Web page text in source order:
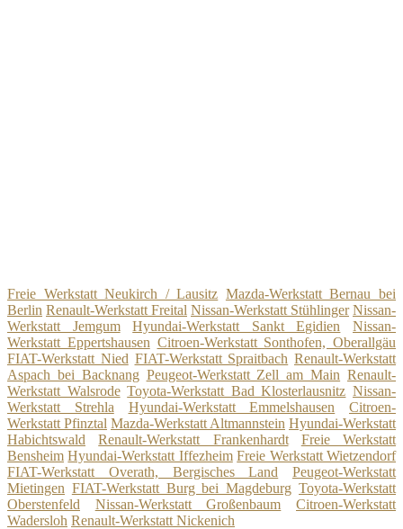
Freie Werkstatt Neukirch / Lausitz Mazda-Werkstatt Bernau bei
Berlin Renault-Werkstatt Freital Nissan-Werkstatt Stühlinger Nissan-
Werkstatt Jemgum
Hyundai-Werkstatt Sankt Egidien
Nissan-
Werkstatt Eppertshausen Citroen-Werkstatt Sonthofen, Oberallgäu
FIAT-Werkstatt Nied FIAT-Werkstatt Spraitbach Renault-Werkstatt
Aspach bei Backnang Peugeot-Werkstatt Zell am Main Renault-
Werkstatt Walsrode Toyota-Werkstatt Bad Klosterlausnitz Nissan-
Werkstatt Strehla
Hyundai-Werkstatt Emmelshausen
Citroen-
Werkstatt Pfinztal Mazda-Werkstatt Altmannstein Hyundai-Werkstatt
Habichtswald
Renault-Werkstatt Frankenhardt
Freie Werkstatt
Bensheim Hyundai-Werkstatt Iffezheim Freie Werkstatt Wietzendorf
FIAT-Werkstatt Overath, Bergisches Land
Peugeot-Werkstatt
Mietingen FIAT-Werkstatt Burg bei Magdeburg Toyota-Werkstatt
Oberstenfeld
Nissan-Werkstatt Großenbaum
Citroen-Werkstatt
Wadersloh Renault-Werkstatt Nickenich